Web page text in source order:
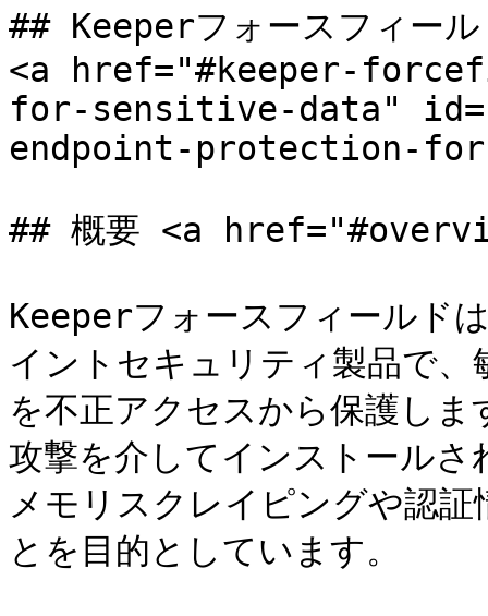
## Keeperフォースフィー
<a href="#keeper-
for-sensitive-data"
endpoint-protection-
## 概要 <a
Keeperフォースフィールド
イントセキュリティ製品で
を不正アクセスから保護し
攻撃を介してインストール
メモリスクレイピングや認
とを目的としています。